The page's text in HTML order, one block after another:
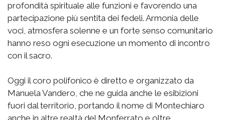
profondità spirituale alle funzioni e favorendo una
partecipazione più sentita dei fedeli. Armonia delle
voci, atmosfera solenne e un forte senso comunitario
hanno reso ogni esecuzione un momento di incontro
con il sacro.
Oggi il coro polifonico è diretto e organizzato da
Manuela Vandero, che ne guida anche le esibizioni
fuori dal territorio, portando il nome di Montechiaro